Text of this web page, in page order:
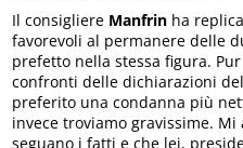
Il consigliere Manfrin ha
favorevoli al permanere delle
prefetto nella stessa figura.
confronti delle dichiarazioni
preferito una condanna più
invece troviamo gravissime.
seguano i fatti e che lei,